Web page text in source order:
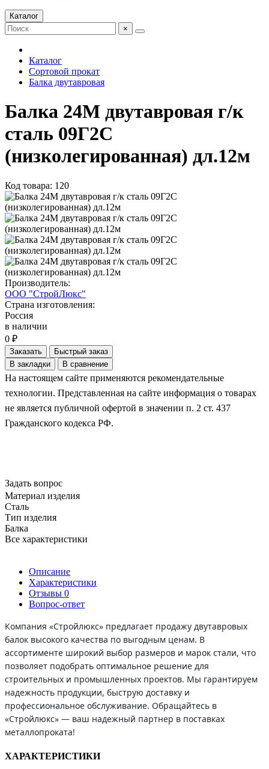
Каталог
×
Каталог
Сортовой прокат
Балка двутавровая
Балка 24М двутавровая г/к
сталь 09Г2С
(низколегированная) дл.12м
Код товара: 120
Производитель:
ООО "СтройЛюкс"
Страна изготовления:
Россия
в наличии
0 ₽
Заказать
Быстрый заказ
В закладки
В сравнение
На настоящем сайте применяются рекомендательные
технологии. Представленная на сайте информация о товарах
не является публичной офертой в значении п. 2 ст. 437
Гражданского кодекса РФ.
Задать вопрос
Материал изделия
Сталь
Тип изделия
Балка
Все характеристики
Описание
Характеристики
Отзывы 0
Вопрос-ответ
Компания «Стройлюкс» предлагает продажу двутавровых
балок высокого качества по выгодным ценам. В
ассортименте широкий выбор размеров и марок стали, что
позволяет подобрать оптимальное решение для
строительных и промышленных проектов. Мы гарантируем
надежность продукции, быструю доставку и
профессиональное обслуживание. Обращайтесь в
«Стройлюкс» — ваш надежный партнер в поставках
металлопроката!
ХАРАКТЕРИСТИКИ